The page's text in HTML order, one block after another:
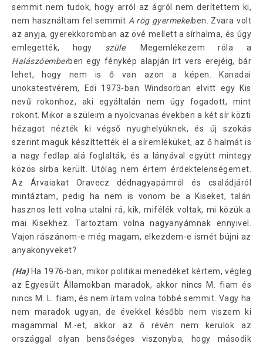
semmit nem tudok, hogy arról az ágról nem derítettem ki,
nem használtam fel semmit A rög gyermekeiben. Zvara volt
az anyja, gyerekkoromban az övé mellett a sírhalma, és úgy
emlegették, hogy szüle. Megemlékezem róla a
Halászóemberben egy fénykép alapján írt vers erejéig, bár
lehet, hogy nem is ő van azon a képen. Kanadai
unokatestvérem, Edi 1973-ban Windsorban elvitt egy Kis
nevű rokonhoz, aki egyáltalán nem úgy fogadott, mint
rokont. Mikor a szüleim a nyolcvanas években a két sír közti
hézagot nézték ki végső nyughelyüknek, és új szokás
szerint maguk készíttették el a síremléküket, az ő halmát is
a nagy fedlap alá foglalták, és a lányával együtt mintegy
közös sírba került. Utólag nem értem érdektelenségemet.
Az Árvaiakat Oravecz dédnagyapámról és családjáról
mintáztam, pedig ha nem is vonom be a Kiseket, talán
hasznos lett volna utalni rá, kik, mifélék voltak, mi közük a
mai Kisekhez. Tartoztam volna nagyanyámnak ennyivel.
Vajon rászánom-e még magam, elkezdem-e ismét bújni az
anyakönyveket?
(Ha)Ha 1976-ban, mikor politikai menedéket kértem, végleg
az Egyesült Államokban maradok, akkor nincs M. fiam és
nincs M. L. fiam, és nem írtam volna többé semmit. Vagy ha
nem maradok ugyan, de évekkel később nem viszem ki
magammal M.-et, akkor az ő révén nem kerülök az
országgal olyan bensőséges viszonyba, hogy második